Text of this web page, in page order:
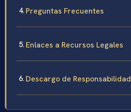
Preguntas Frecuentes
Enlaces a Recursos Legales
Descargo de Responsabilidad